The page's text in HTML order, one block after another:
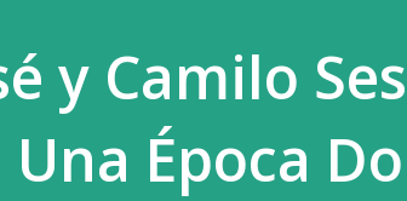
y Camilo
Época